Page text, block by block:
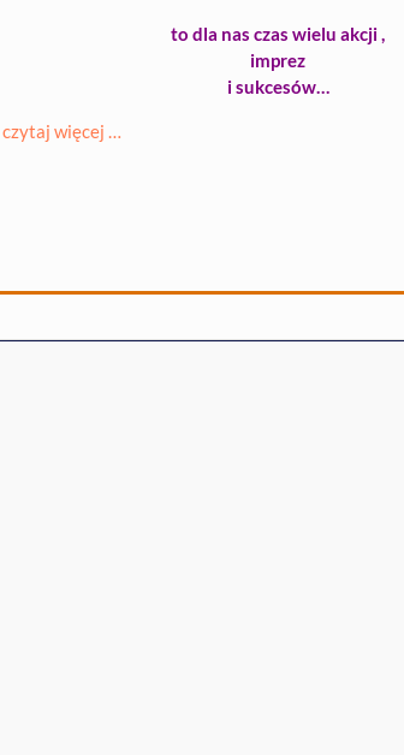
to dla nas czas wielu akcji ,
imprez
i sukcesów…
czytaj więcej …